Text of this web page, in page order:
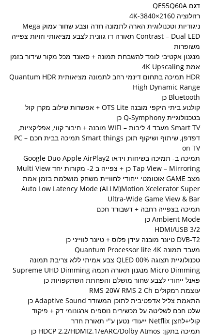
דגם QE55Q60A
רזולוציה 4K-3840×2160
ניגודיות וטכנולוגית הארה לתמונה חדה וצבע שחור עמוק Mega
Contrast – Dual LED תאורה דו גוונית לצבע מציאותי וזויות צפייה
משופרות
מנגנון אקטיבי לומד להשבחת תמונה + סאונד מכל מקור שידור בזמן
אמת 4K Upscaling
HDR תמיכה בתחום דינמי רחב לתמונה מציאותית Quantum HDR
High Dynamic Range
Bluetooth כן
קולנוע ביתי היקפי מובנה OTS Lite + אפשרות שילוב מקרן קול
בטכנולוגיית Q-Symphony כן
Smart TV מעבד 4 ליבות – WIFI מובנה + חיבור קווי, אפליקציות,
דפדפן, שיתוף ושיקוף תוכן Smart things תמיכה בבית חכם – PC
on TV
תמיכה ב- תמיכה בשיחות וידאו Google Duo Apple AirPlay2
Tap View – Mirroring כן + צפייה ב 2- מקורות יחד Multi View
מצב GAME אוטומטי ייחודי לחוויית משחק מושלמת בזמן אמת
Auto Low Latency Mode (ALLM)Motion Xcelerator Super
Ultra-Wide Game View & Bar
תמיכה בצפייה רחבה + דשבורד חכם
Ambient Mode כן
HDMI/USB 3/2
DVB-T2 טיונר מובנה עידן פלוס + טיונר לווייני כן
מעבד תמונה Quantum Processor lite 4K
טכנולוגיית תצוגה QLED 00% צבע אמיתי ללא צריבת תמונה
Micro Dimming מנגנון תאורה חכמה Supreme UHD Dimming
פאנל ייחודי לצבע שחור מושלם והפחתת השתקפויות כן
עוצמת רמקולים RMS 20W RMS 2 Ch
התאמת צליל אדפטיבית לתוכן המשודר Adaptive Sound כן
שלט חכם לשליטה על מכשירים נוספים ארגונומי דק + פיקוד
קולי+לחצן Netflix ייעודי נטען ע"י תאורת חדר
תמיכה בתקן: HDCP 2.2/HDMI2.1/eARC/Dolby Atmos כן